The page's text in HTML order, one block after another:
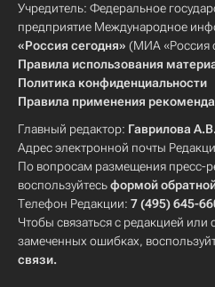
Учредитель: Федеральное
предприятие Международное
«Россия сегодня» (МИА «Россия
Правила использования
Политика конфиденциальности
Правила применения
Главный редактор: Гаврилова А.В.
Адрес электронной почты
По вопросам размещения пресс-
воспользуйтесьформой
Телефон Редакции: 7 (495) 645-
Чтобы связаться с редакцией или
замеченных ошибках,
связи.